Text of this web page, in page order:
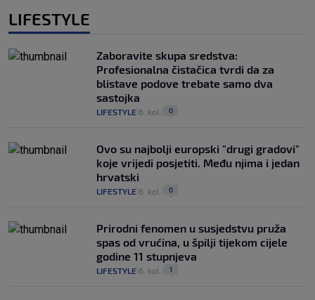
LIFESTYLE
Zaboravite skupa sredstva:
Profesionalna čistačica tvrdi da za
blistave podove trebate samo dva
sastojka
LIFESTYLE 6. kol. 0
Ovo su najbolji europski "drugi gradovi"
koje vrijedi posjetiti. Među njima i jedan
hrvatski
LIFESTYLE 6. kol. 0
Prirodni fenomen u susjedstvu pruža
spas od vrućina, u špilji tijekom cijele
godine 11 stupnjeva
LIFESTYLE 6. kol. 1